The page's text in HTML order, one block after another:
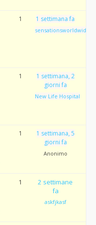
1 1 settimana fa
sensationsworldwide
1
1 settimana, 2
giorni fa
New Life Hospital
1
1 settimana, 5
giorni fa
Anonimo
1
2 settimane
fa
askfjkasf